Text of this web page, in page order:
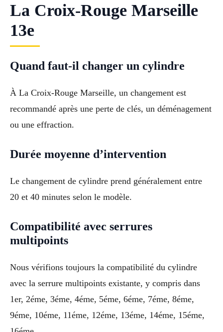
La Croix-Rouge Marseille
13e
Quand faut-il changer un cylindre
À La Croix-Rouge Marseille, un changement est
recommandé après une perte de clés, un déménagement
ou une effraction.
Durée moyenne d’intervention
Le changement de cylindre prend généralement entre
20 et 40 minutes selon le modèle.
Compatibilité avec serrures
multipoints
Nous vérifions toujours la compatibilité du cylindre
avec la serrure multipoints existante, y compris dans
1er, 2éme, 3éme, 4éme, 5éme, 6éme, 7éme, 8éme,
9éme, 10éme, 11éme, 12éme, 13éme, 14éme, 15éme,